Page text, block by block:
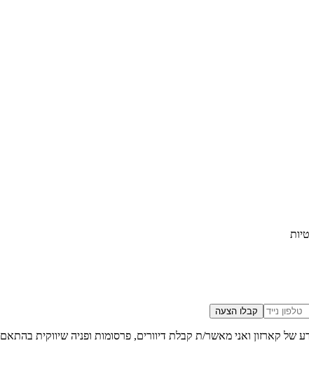
קבלו הצעה
של קארזון ואני מאשר/ת קבלת דיוורים, פרסומות ופניה שיווקית בהתאם